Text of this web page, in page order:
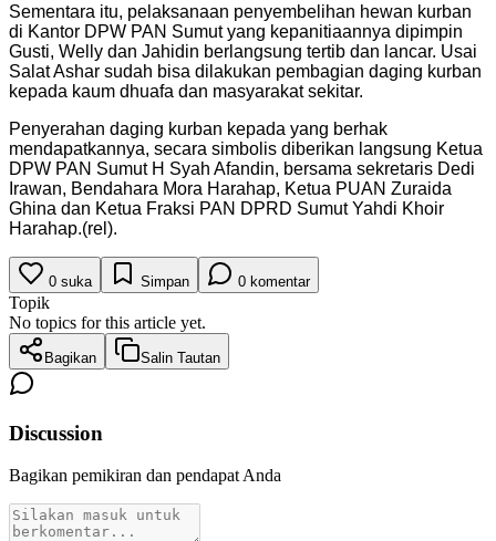
Sementara itu, pelaksanaan penyembelihan hewan kurban
di Kantor DPW PAN Sumut yang kepanitiaannya dipimpin
Gusti, Welly dan Jahidin berlangsung tertib dan lancar. Usai
Salat Ashar sudah bisa dilakukan pembagian daging kurban
kepada kaum dhuafa dan masyarakat sekitar.
Penyerahan daging kurban kepada yang berhak
mendapatkannya, secara simbolis diberikan langsung Ketua
DPW PAN Sumut H Syah Afandin, bersama sekretaris Dedi
Irawan, Bendahara Mora Harahap, Ketua PUAN Zuraida
Ghina dan Ketua Fraksi PAN DPRD Sumut Yahdi Khoir
Harahap.(rel).
0 suka Simpan 0 komentar
Topik
No topics for this article yet.
Bagikan Salin Tautan
Discussion
Bagikan pemikiran dan pendapat Anda